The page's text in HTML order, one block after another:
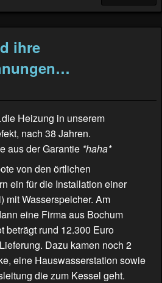
ihre
Heizung in unserem
nach 38 Jahren.
aus der Garantie *haha*
von den örtlichen
ein für die Installation einer
mit Wasserspeicher. Am
eine Firma aus Bochum
beträgt rund 12.300 Euro
Dazu kamen noch 2
eine Hauswasserstation sowie
die zum Kessel geht.